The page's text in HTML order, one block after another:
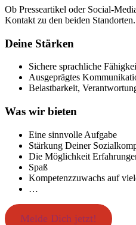
Ob Presseartikel oder Social-
Kontakt zu den beiden
Deine Stärken
Sichere sprachliche
Ausgeprägtes
Belastbarkeit,
Was wir bieten
Eine sinnvolle Aufgabe
Stärkung Deiner
Die Möglichkeit
Spaß
Kompetenzzuwachs auf
…
Melde Dich jetzt!